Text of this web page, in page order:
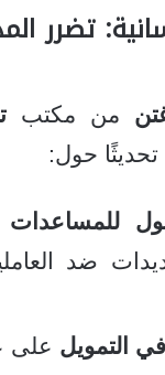
تضرر
من مكتب
تحديثًا حول:
للمساعدات
ضد
التمويل على